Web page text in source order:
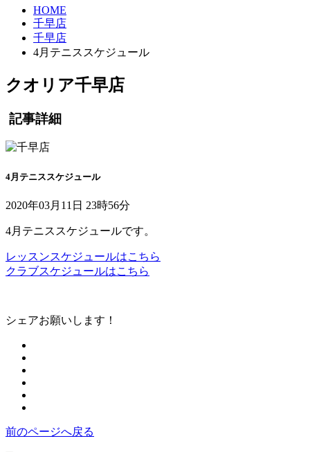
HOME
千早店
千早店
4月テニススケジュール
クオリア千早店
記事詳細
4月テニススケジュール
2020年03月11日 23時56分
4月テニススケジュールです。
レッスンスケジュールはこちら
クラブスケジュールはこちら
シェアお願いします！
前のページへ戻る